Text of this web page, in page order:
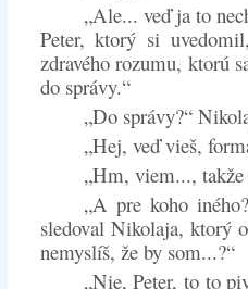
„Ale... veď ja to
Peter, ktorý si
zdravého rozumu, ktorú
do správy.“
„Do správy?“
„Hej, veď vieš,
„Hm, viem..., takže
„A pre koho
sledoval Nikolaja, ktorý
nemyslíš, že by som...?“
„Nie, Peter, to to